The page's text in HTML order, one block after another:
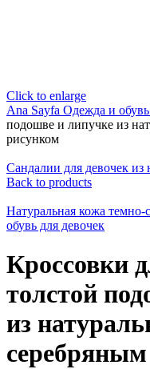
Click to enlarge
Ana Sayfa Одежда и обувь
подошве и липучке из
рисунком
Сандалии для девочек
Back to products
Натуральная кожа
обувь для девочек
Кроссовки
толстой
из